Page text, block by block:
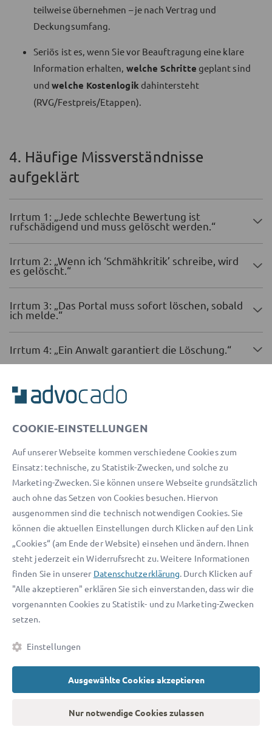
teilweise übernehmen – je nach Vertrag und
Deckungsumfang.
Seriös ist es, wenn Sie vor Beauftragung eine klare
Information erhalten, welche Schritte geplant sind
undwelche Kostenlogik dahintersteht
(RVG/Festpreis/Etappen).
4. Häufige Missverständnisse
aufgeklärt
Irrtum 1: „Jede schlechte Bewertung ist
rufschädigend und muss gelöscht werden.“
Irrtum 2: „Wenn ich ‘Schmähkritik’ schreibe, wird
es gelöscht.“
Irrtum 3: „Das Portal muss sofort löschen, sobald
ich melde.“
Irrtum 4: „Ein Anwalt garantiert die Löschung.“
Irrtum 5: „Eine öffentliche Gegenattacke wirkt
souverän.“
Transparenz-Hinweis
Dieser Beitrag informiert über die Rechtslage in
Deutschland (Stand: 11.03.2026). Er ersetzt keine
individuelle Rechtsberatung.
Quellen
Grundgesetz: Art. 5 Meinungsfreiheit
StGB: §§ 185 ff. (Beleidigung/üble
Nachrede/verwandte Tatbestände)
BGB: § 823 Schadensersatzpflicht (u. a. bei Verletzung
EU: Digital Services Act, VO (EU) 2022/2065 (u. a.
Melde- und Abhilfeverfahren)
BGH, Urteil v. 25.10.2011 – VI ZR 93/10 („Blogspot“):
EU-Kommission: Überblick zur Wirkung des DSA auf
COOKIE-EINSTELLUNGEN
Auf unserer Webseite kommen verschiedene Cookies zum
Einsatz: technische, zu Statistik-Zwecken, und solche zu
Marketing-Zwecken. Sie können unsere Webseite grundsätzlich
auch ohne das Setzen von Cookies besuchen. Hiervon
ausgenommen sind die technisch notwendigen Cookies. Sie
können die aktuellen Einstellungen durch Klicken auf den Link
„Cookies“ (am Ende der Website) einsehen und ändern. Ihnen
steht jederzeit ein Widerrufsrecht zu. Weitere Informationen
finden Sie in unserer Datenschutzerklärung. Durch Klicken auf
"Alle akzeptieren" erklären Sie sich einverstanden, dass wir die
vorgenannten Cookies zu Statistik- und zu Marketing-Zwecken
setzen.
Einstellungen
Ausgewählte Cookies akzeptieren
Nur notwendige Cookies zulassen